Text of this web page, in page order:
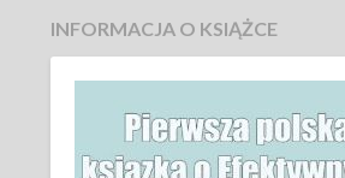
INFORMACJA O KSIĄŻCE